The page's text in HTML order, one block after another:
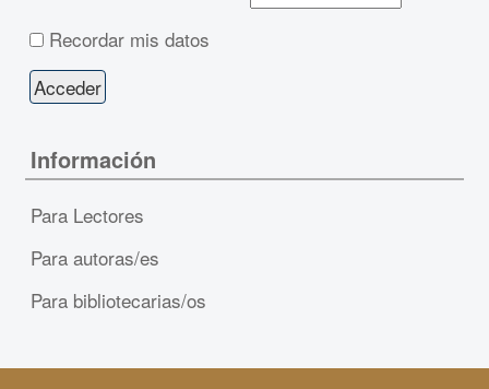
Recordar mis datos
Información
Para Lectores
Para autoras/es
Para bibliotecarias/os